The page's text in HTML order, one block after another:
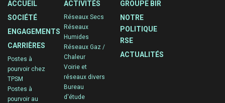
ACCUEIL
SOCIÉTÉ
ENGAGEMENTS
CARRIÈRES
Postes à
pourvoir chez
TPSM
Postes à
pourvoir au
ACTIVITÉS
Réseaux Secs
Réseaux
Humides
Réseaux Gaz /
Chaleur
Voirie et
réseaux divers
Bureau
d'étude
GROUPE BIR
NOTRE
POLITIQUE
RSE
ACTUALITÉS